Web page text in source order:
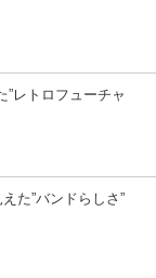
レトロフューチャ
た”バンドらしさ”